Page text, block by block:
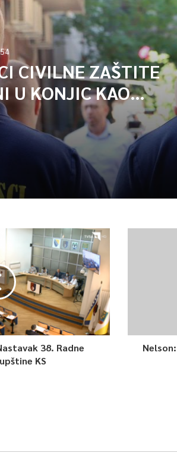
CIVILNE ZAŠTITE
U KONJIC KAO
GAŠENJU POŽARA
38. Radne
KS